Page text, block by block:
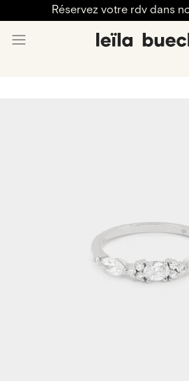
Réservez votre rdv dans